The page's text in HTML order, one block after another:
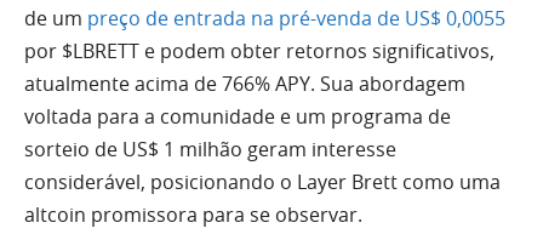
de um preço de entrada na pré-venda de US$ 0,0055
por $LBRETT e podem obter retornos significativos,
atualmente acima de 766% APY. Sua abordagem
voltada para a comunidade e um programa de
sorteio de US$ 1 milhão geram interesse
considerável, posicionando o Layer Brett como uma
altcoin promissora para se observar.